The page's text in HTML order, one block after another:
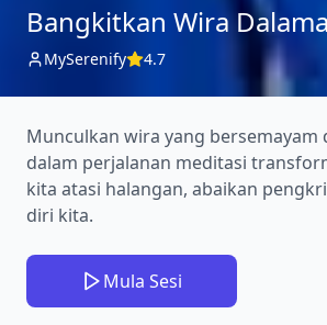
Bangkitkan Wira
MySerenify 4.7
Munculkan wira yang bersemayam
dalam perjalanan meditasi
kita atasi halangan, abaikan
diri kita.
Mula Sesi